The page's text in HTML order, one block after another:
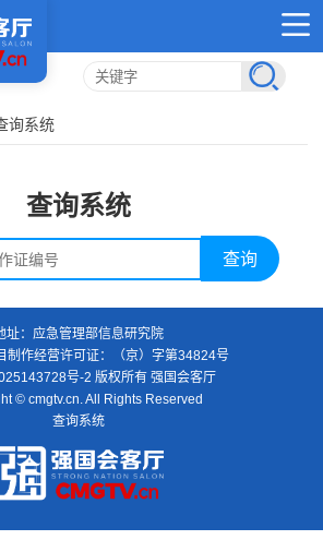
询系统
查询系统
查询
址：应急管理部信息研究院
制作经营许可证：（京）字第34824号
号-2 版权所有 强国会客厅
© cmgtv.cn. All Rights Reserved
查询系统